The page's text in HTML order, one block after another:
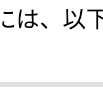
は、以